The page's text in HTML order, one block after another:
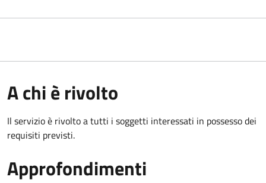
A chi è rivolto
Il servizio è rivolto a tutti i soggetti interessati in possesso dei
requisiti previsti.
Approfondimenti